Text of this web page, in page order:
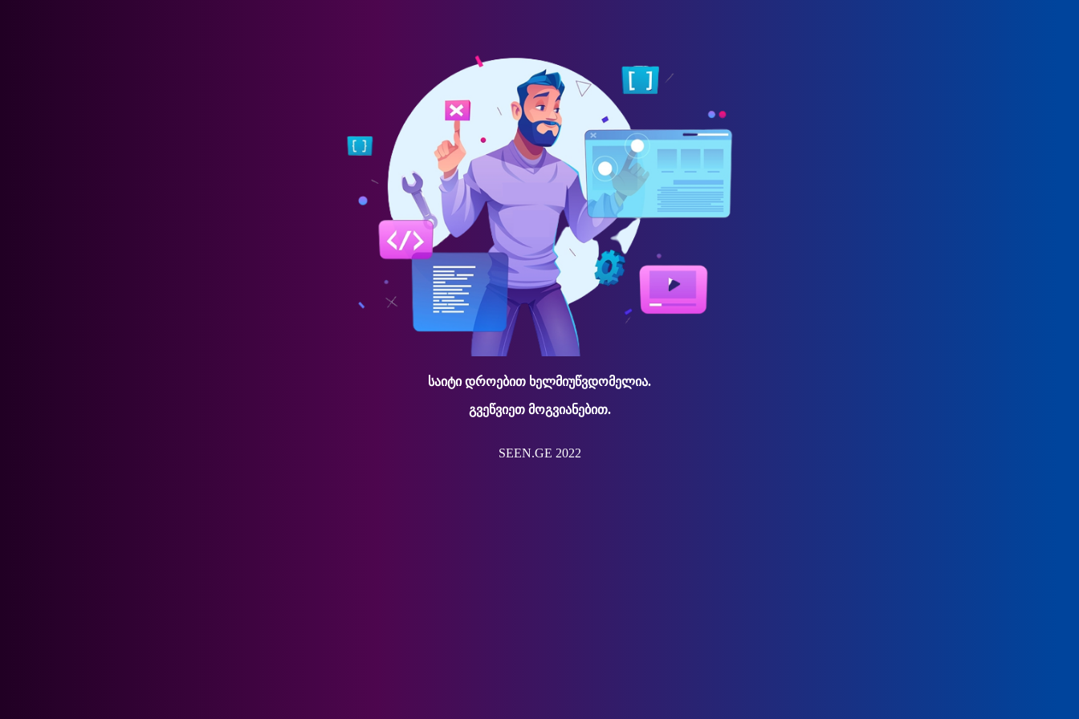
საიტი დროებით ხელმიუწვდომელია.
გვეწვიეთ მოგვიანებით.
SEEN.GE 2022